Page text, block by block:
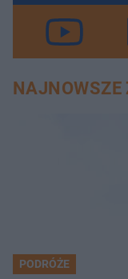
NAJNOWSZE
PODRÓŻE